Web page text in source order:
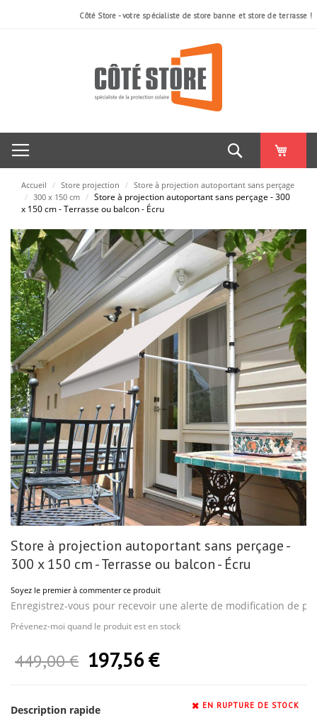
Côté Store - votre spécialiste de store banne et store de terrasse !
Rechercher
Accueil / Store projection / Store à projection autoportant sans perçage
/ 300 x 150 cm / Store à projection autoportant sans perçage - 300
x 150 cm - Terrasse ou balcon - Écru
Store à projection autoportant sans perçage -
300 x 150 cm - Terrasse ou balcon - Écru
Soyez le premier à commenter ce produit
Enregistrez-vous pour recevoir une alerte de modification de
Prévenez-moi quand le produit est en stock
449,00 € Prix Spécial
197,56 €
EN RUPTURE DE STOCK
Description rapide
Skip
to
the
end
of
the
images
gallery
to
beginning
the
images
gallery